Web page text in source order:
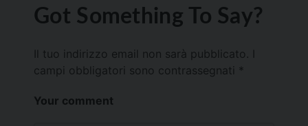
Got Something To Say?
Il tuo indirizzo email non sarà pubblicato.
campi obbligatori sono contrassegnati *
Your comment